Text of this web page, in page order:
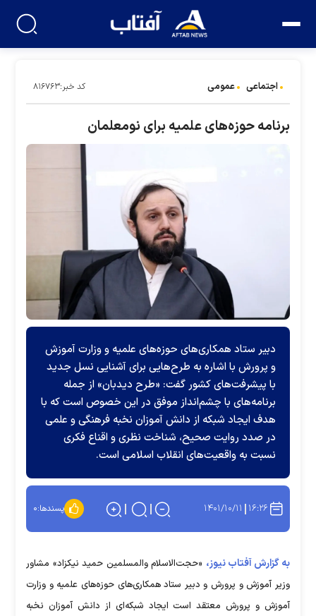
اجتماعی عمومی کد خبر:۸۱۶۷۶۳
برنامه حوزه‌های علمیه برای نومعلمان
دبیر ستاد همکاری‌های حوزه‌های علمیه و وزارت آموزش
و پرورش با اشاره به طرح‌هایی برای آشنایی نسل جدید
با پیشرفت‌های کشور گفت: «طرح دیدبان» از جمله
برنامه‌های با چشم‌انداز موفق در این خصوص است که با
هدف ایجاد شبکه از دانش آموزان نخبه فرهنگی و علمی
در صدد روایت صحیح، شناخت نظری و اقناع فکری
نسبت به واقعیت‌های انقلاب اسلامی است.
۱۶:۲۶ ۱۴۰۱/۱۰/۱۱ پسندها:۰
به گزارش آفتاب نیوز، «حجت‌الاسلام والمسلمین حمید نیکزاد» مشاور
وزیر آموزش و پرورش و دبیر ستاد همکاری‌های حوزه‌های علمیه و وزارت
آموزش و پرورش معتقد است ایجاد شبکه‌ای از دانش آموزان نخبه